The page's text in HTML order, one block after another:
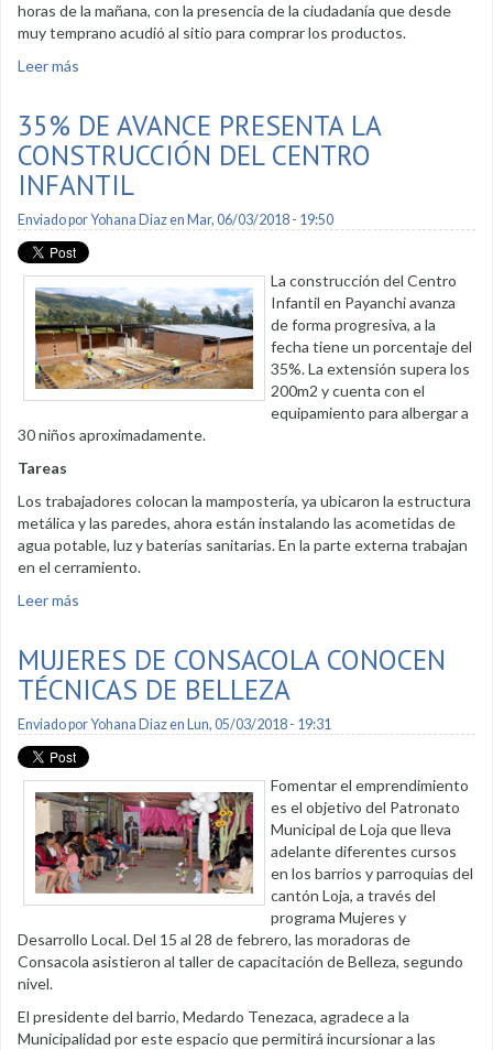
horas de la mañana, con la presencia de la ciudadanía que desde
muy temprano acudió al sitio para comprar los productos.
Leer más
35% DE AVANCE PRESENTA LA
CONSTRUCCIÓN DEL CENTRO
INFANTIL
Enviado porYohana Diazen Mar, 06/03/2018 - 19:50
La construcción del Centro
Infantil en Payanchi avanza
de forma progresiva, a la
fecha tiene un porcentaje del
35%. La extensión supera los
200m2 y cuenta con el
equipamiento para albergar a
30 niños aproximadamente.
Tareas
Los trabajadores colocan la mampostería, ya ubicaron la estructura
metálica y las paredes, ahora están instalando las acometidas de
agua potable, luz y baterías sanitarias. En la parte externa trabajan
en el cerramiento.
Leer más
MUJERES DE CONSACOLA CONOCEN
TÉCNICAS DE BELLEZA
Enviado porYohana Diazen Lun, 05/03/2018 - 19:31
Fomentar el emprendimiento
es el objetivo del Patronato
Municipal de Loja que lleva
adelante diferentes cursos
en los barrios y parroquias del
cantón Loja, a través del
programa Mujeres y
Desarrollo Local. Del 15 al 28 de febrero, las moradoras de
Consacola asistieron al taller de capacitación de Belleza, segundo
nivel.
El presidente del barrio, Medardo Tenezaca, agradece a la
Municipalidad por este espacio que permitirá incursionar a las